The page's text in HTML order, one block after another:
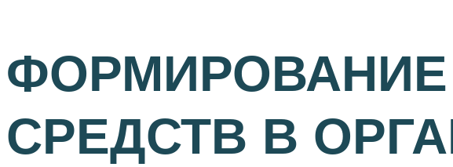
СРЕДСТВ В